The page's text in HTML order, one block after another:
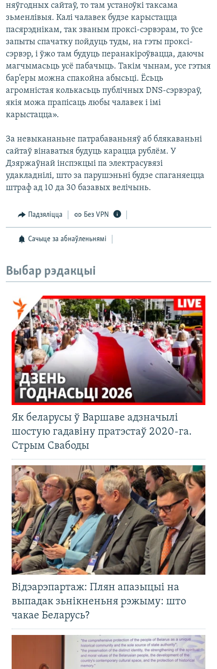
няўгодных сайтаў, то там устаноўкі таксама
зьменлівыя. Калі чалавек будзе карыстацца
пасярэднікам, так званым проксі-сэрвэрам, то ўсе
запыты спачатку пойдуць туды, на гэты проксі-
сэрвэр, і ўжо там будуць перанакіроўвацца, даючы
магчымасьць усё пабачыць. Такім чынам, усе гэтыя
бар’еры можна спакойна абысьці. Ёсьць
агромністая колькасьць публічных DNS-сэрвэраў,
якія можа прапісаць любы чалавек і імі
карыстацца».
За невыкананьне патрабаваньняў аб блякаваньні
сайтаў вінаватыя будуць карацца рублём. У
Дзяржаўнай інспэкцыі па электрасувязі
удакладнілі, што за парушэньні будзе спаганяецца
штраф ад 10 да 30 базавых велічынь.
Падзяліцца Без VPN
Сачыце за абнаўленьнямі
Выбар рэдакцыі
Як беларусы ў Варшаве адзначылі
шостую гадавіну пратэстаў 2020-га.
Стрым Свабоды
Відэарэпартаж: Плян апазыцыі на
выпадак зьнікненьня рэжыму: што
чакае Беларусь?